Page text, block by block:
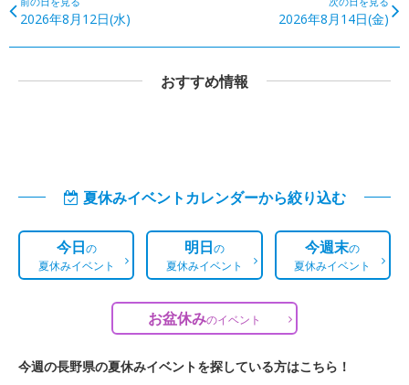
2026年8月12日(水) 2026年8月14日(金)
おすすめ情報
夏休みイベントカレンダーから絞り込む
今日の
夏休みイベント
明日の
夏休みイベント
今週末の
夏休みイベント
お盆休みのイベント
今週の長野県の夏休みイベントを探している方はこちら！